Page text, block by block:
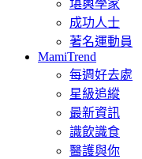
堪輿學家
成功人士
著名運動員
MamiTrend
每週好去處
星級追縱
最新資訊
識飲識食
醫護與你